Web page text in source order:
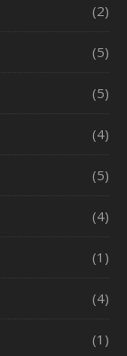
(2)
(5)
(5)
(4)
(5)
(4)
(1)
(4)
(1)